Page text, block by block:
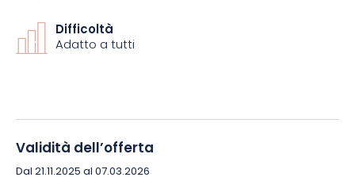
Difficoltà
Adatto a tutti
Validità dell’offerta
Dal 21.11.2025 al 07.03.2026